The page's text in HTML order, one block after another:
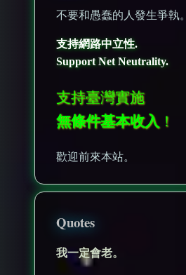
不要和愚蠢的人發生爭執。
支持網路中立性.
Support Net Neutrality.
支持臺灣實施
無條件基本收入 ！
歡迎前來本站。
Quotes
我一定會老。